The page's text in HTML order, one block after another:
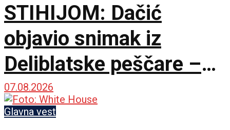
STIHIJOM: Dačić
objavio snimak iz
Deliblatske peščare –
ubačena i tri helikoptera
07.08.2026
Glavna vest